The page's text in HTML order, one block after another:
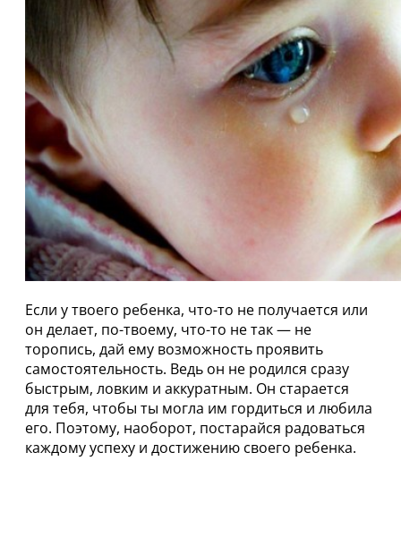
Если у твоего ребенка, что-то не получается или
он делает, по-твоему, что-то не так — не
торопись, дай ему возможность проявить
самостоятельность. Ведь он не родился сразу
быстрым, ловким и аккуратным. Он старается
для тебя, чтобы ты могла им гордиться и любила
его. Поэтому, наоборот, постарайся радоваться
каждому успеху и достижению своего ребенка.